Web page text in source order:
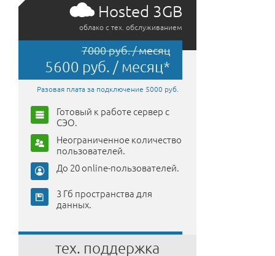
Hosted 3GB
облако с тех. обслуживанием
7000 руб. / месяц
5600 руб. / месяц*
Разовая плата за подключение 5000 руб.
Готовый к работе сервер с
СЭО.
Неограниченное количество
пользователей.
До 20 online-пользователей.
3 Гб пространства для
данных.
тех. поддержка